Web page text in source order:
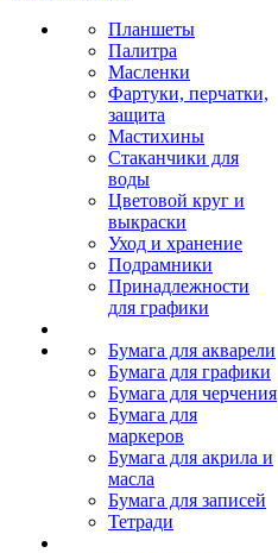
Планшеты
Палитра
Масленки
Фартуки, перчатки,
защита
Мастихины
Стаканчики для
воды
Цветовой круг и
выкраски
Уход и хранение
Подрамники
Принадлежности
для графики
Бумага для акварели
Бумага для графики
Бумага для черчения
Бумага для
маркеров
Бумага для акрила и
масла
Бумага для записей
Тетради